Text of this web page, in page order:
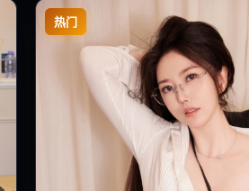
热门